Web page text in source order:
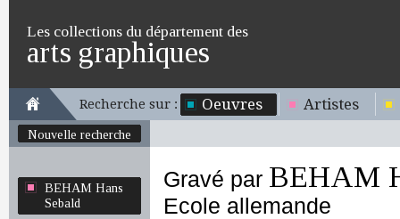
Les collections du département des
arts graphiques
Recherche sur : Oeuvres Artistes
Nouvelle recherche
BEHAM Hans
Sebald
Gravé par BEHAM
Ecole allemande